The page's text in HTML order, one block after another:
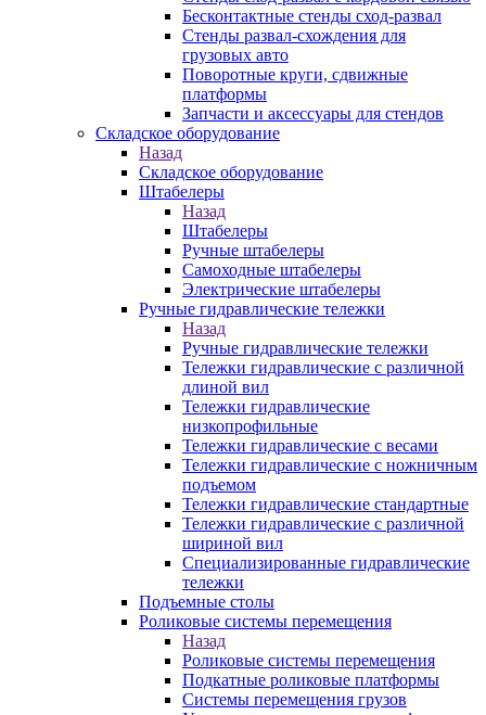
Бесконтактные стенды сход-развал
Стенды развал-схождения для
грузовых авто
Поворотные круги, сдвижные
платформы
Запчасти и аксессуары для стендов
Складское оборудование
Назад
Складское оборудование
Штабелеры
Назад
Штабелеры
Ручные штабелеры
Самоходные штабелеры
Электрические штабелеры
Ручные гидравлические тележки
Назад
Ручные гидравлические тележки
Тележки гидравлические с различной
длиной вил
Тележки гидравлические
низкопрофильные
Тележки гидравлические с весами
Тележки гидравлические с ножничным
подъемом
Тележки гидравлические стандартные
Тележки гидравлические с различной
шириной вил
Специализированные гидравлические
тележки
Подъемные столы
Роликовые системы перемещения
Назад
Роликовые системы перемещения
Подкатные роликовые платформы
Системы перемещения грузов